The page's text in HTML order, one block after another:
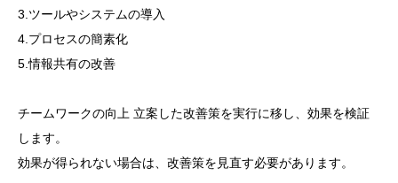
3.ツールやシステムの導入
4.プロセスの簡素化
5.情報共有の改善
チームワークの向上 立案した改善策を実行に移し、効果を検証
します。
効果が得られない場合は、改善策を見直す必要があります。